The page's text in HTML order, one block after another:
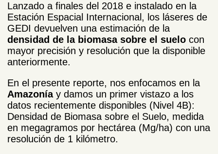
Lanzado a finales del 2018 e instalado en la
Estación Espacial Internacional, los láseres de
GEDI devuelven una estimación de la
densidad de la biomasa sobre el suelo con
mayor precisión y resolución que la disponible
anteriormente.
En el presente reporte, nos enfocamos en la
Amazoníay damos un primer vistazo a los
datos recientemente disponibles (Nivel 4B):
Densidad de Biomasa sobre el Suelo, medida
en megagramos por hectárea (Mg/ha) con una
resolución de 1 kilómetro.